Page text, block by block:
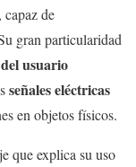
, capaz de
gran particularidad
usuario
señales eléctricas
en objetos físicos.
que explica su uso